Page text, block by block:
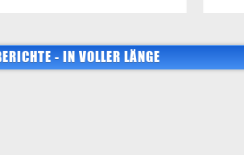
- IN VOLLER LÄNGE